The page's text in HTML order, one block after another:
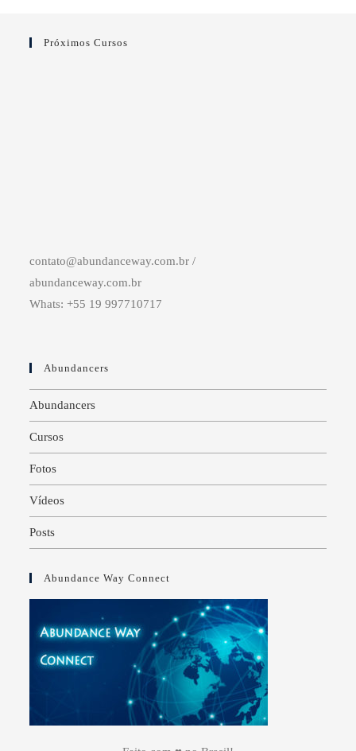
Próximos Cursos
contato@abundanceway.com.br /
abundanceway.com.br
Whats: +55 19 997710717
Abundancers
Abundancers
Cursos
Fotos
Vídeos
Posts
Abundance Way Connect